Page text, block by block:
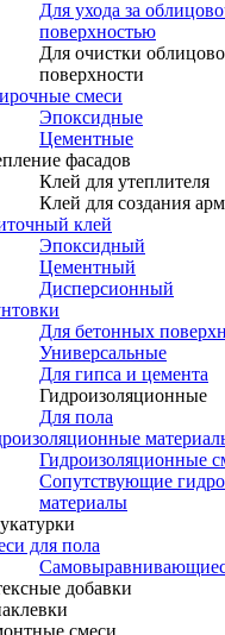
Для ухода за
поверхностью
Для очистки
поверхности
смеси
Эпоксидные
Цементные
фасадов
Клей для утеплителя
Клей для создания
клей
Эпоксидный
Цементный
Дисперсионный
Для бетонных
Универсальные
Для гипса и цемента
Гидроизоляционные
Для пола
Гидроизоляционные
Сопутствующие
материалы
для пола
добавки
смеси